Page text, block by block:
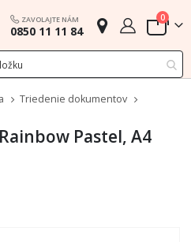
ZAVOLAJTE NÁM
0850 11 11 84 Cart
0
Triedenie dokumentov
Pastel, A4